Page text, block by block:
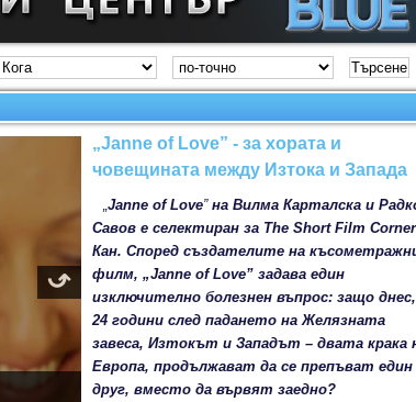
„Janne of Love” - за хората и
човещината между Изтока и Запада
„Janne of Love” на Вилма Карталска и
Савов е селектиран за The Short Film
Кан. Според създателите на
филм, „Janne of Love” задава един
изключително болезнен въпрос: защо днес,
24 години след падането на Желязната
завеса, Изтокът и Западът – двата крака
Европа, продължават да се препъват един
друг, вместо да вървят заедно?